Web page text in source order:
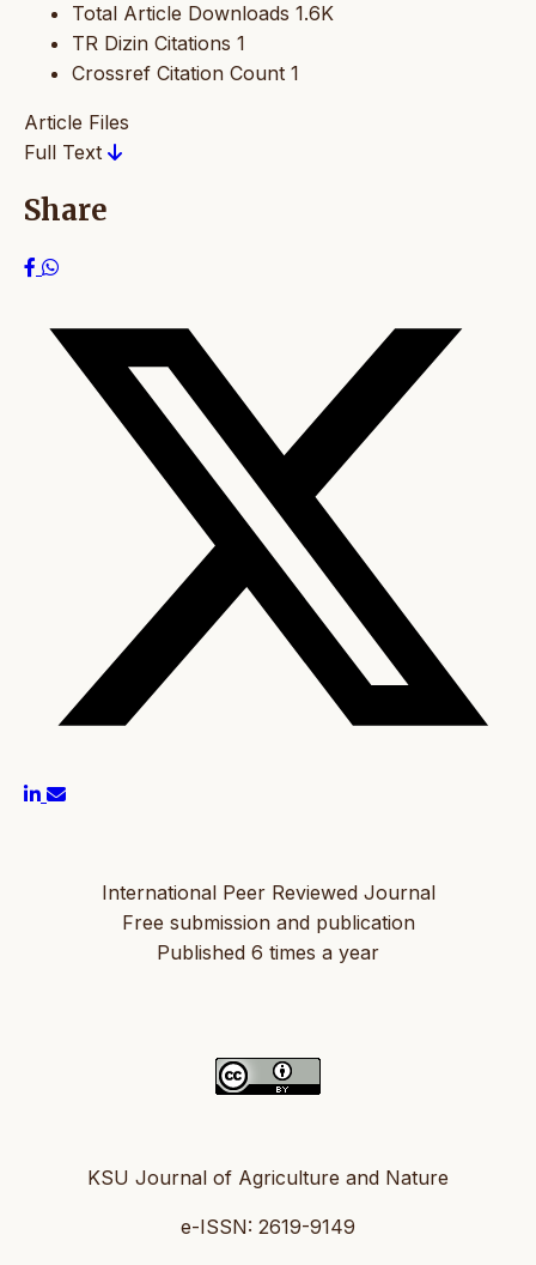
Total Article Downloads 1.6K
TR Dizin Citations 1
Crossref Citation Count 1
Article Files
Full Text
Share
International Peer Reviewed Journal
Free submission and publication
Published 6 times a year
KSU Journal of Agriculture and Nature
e-ISSN: 2619-9149